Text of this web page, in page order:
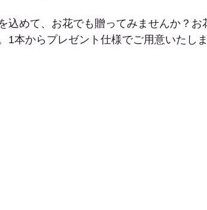
込めて、お花でも贈ってみませんか？
1本からプレゼント仕様でご用意いたしま